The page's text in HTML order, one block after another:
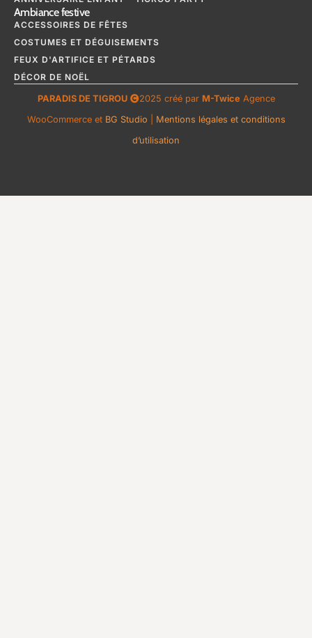
Ambiance festive
ACCESSOIRES DE FÊTES
COSTUMES ET DÉGUISEMENTS
FEUX D'ARTIFICE ET PÉTARDS
DÉCOR DE NOËL
PARADIS DE TIGROU 2025 créé par M-Twice Agence
WooCommerce et BG Studio
Mentions légales et conditions
d’utilisation